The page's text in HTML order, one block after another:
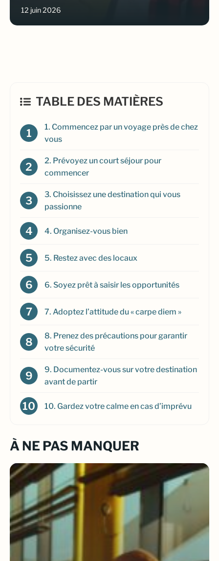
12 juin 2026
TABLE DES MATIÈRES
1. Commencez par un voyage près de chez
vous
2. Prévoyez un court séjour pour
commencer
3. Choisissez une destination qui vous
passionne
4. Organisez-vous bien
5. Restez avec des locaux
6. Soyez prêt à saisir les opportunités
7. Adoptez l’attitude du « carpe diem »
8. Prenez des précautions pour garantir
votre sécurité
9. Documentez-vous sur votre destination
avant de partir
10. Gardez votre calme en cas d’imprévu
À NE PAS MANQUER